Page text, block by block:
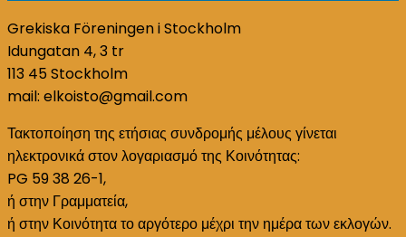
Grekiska Föreningen i Stockholm
Idungatan 4, 3 tr
113 45 Stockholm
mail: elkoisto@gmail.com
Τακτοποίηση της ετήσιας συνδρομής μέλους γίνεται
ηλεκτρονικά στον λογαριασμό της Κοινότητας:
PG 59 38 26-1,
ή στην Γραμματεία,
ή στην Κοινότητα το αργότερο μέχρι την ημέρα των εκλογών.